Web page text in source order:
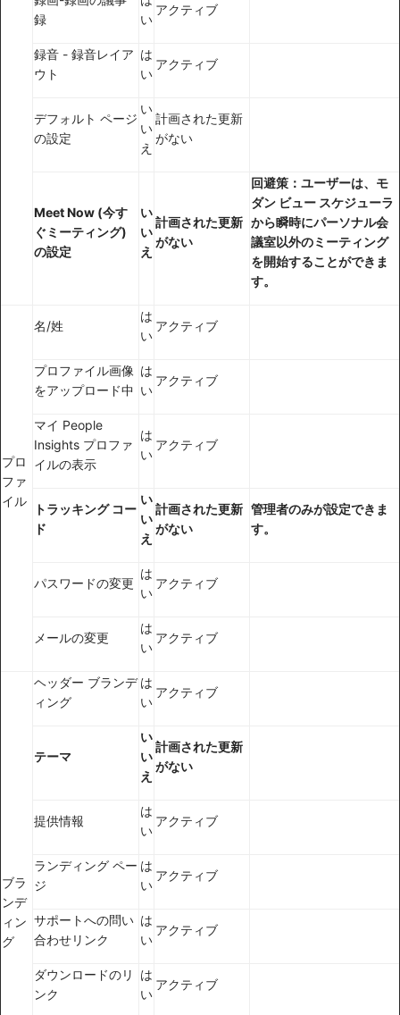
録
い
アクティブ
録音 - 録音レイア
ウト
は
い
アクティブ
デフォルト ページ
の設定
い
い
え
計画された更新
がない
Meet Now (今す
ぐミーティング)
の設定
い
い
え
計画された更新
がない
回避策：ユーザーは、モ
ダン ビュー スケジューラ
から瞬時にパーソナル会
議室以外のミーティング
を開始することができま
す。
プロ
ファ
イル
名/姓
は
い
アクティブ
プロファイル画像
をアップロード中
は
い
アクティブ
マイ People
Insights プロファ
イルの表示
は
い
アクティブ
トラッキング コー
ド
い
い
え
計画された更新
がない
管理者のみが設定できま
す。
パスワードの変更
は
い
アクティブ
メールの変更
は
い
アクティブ
ブラ
ンデ
ィン
グ
ヘッダー ブランデ
ィング
は
い
アクティブ
テーマ
い
い
え
計画された更新
がない
提供情報
は
い
アクティブ
ランディング ペー
ジ
は
い
アクティブ
サポートへの問い
合わせリンク
は
い
アクティブ
ダウンロードのリ
ンク
は
い
アクティブ